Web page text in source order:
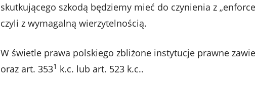
skutkującego szkodą będziemy mieć do czynienia z
czyli z wymagalną wierzytelnością.
W świetle prawa polskiego zbliżone instytucje prawne
oraz art. 3531 k.c. lub art. 523 k.c..